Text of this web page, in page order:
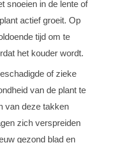
snoeien in de lente of
actief groeit. Op
tijd om te
het kouder wordt.
of zieke
van de plant te
van deze takken
zich verspreiden
gezond blad en